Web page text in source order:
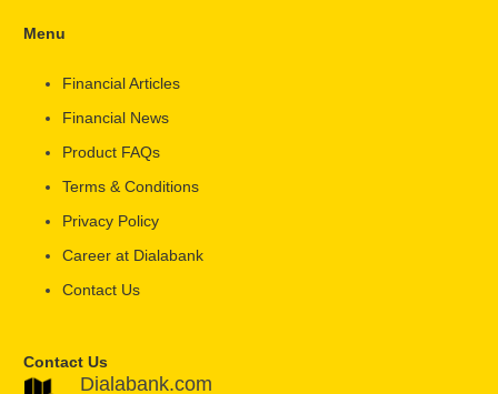
Menu
Financial Articles
Financial News
Product FAQs
Terms & Conditions
Privacy Policy
Career at Dialabank
Contact Us
Contact Us
Dialabank.com